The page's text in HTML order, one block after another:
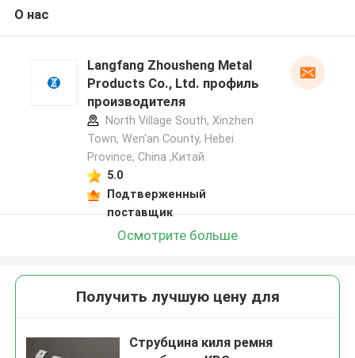
О нас
Langfang Zhousheng Metal
Products Co., Ltd. профиль
производителя
North Village South, Xinzhen
Town, Wen'an County, Hebei
Province, China ,Китай
5.0
Подтверженный
поставщик
Осмотрите больше
Получить лучшую цену для
Струбцина киля ремня